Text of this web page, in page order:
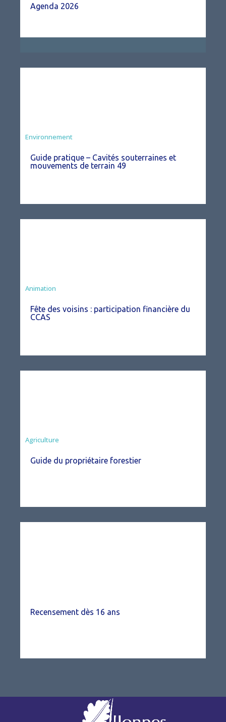
Agenda 2026
Environnement
Guide pratique – Cavités souterraines et
mouvements de terrain 49
Animation
Fête des voisins : participation financière du
CCAS
Agriculture
Guide du propriétaire forestier
Recensement dès 16 ans